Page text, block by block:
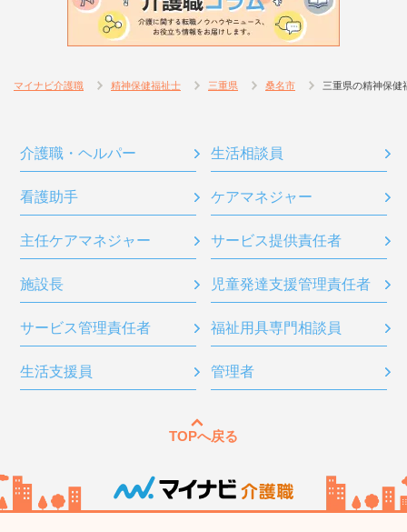
マイナビ介護職 精神保健福祉士 三重県 桑名市 三重県の精神保健
介護職・ヘルパー 生活相談員
看護助手 ケアマネジャー
主任ケアマネジャー サービス提供責任者
施設長 児童発達支援管理責任者
サービス管理責任者 福祉用具専門相談員
生活支援員 管理者
TOPへ戻る